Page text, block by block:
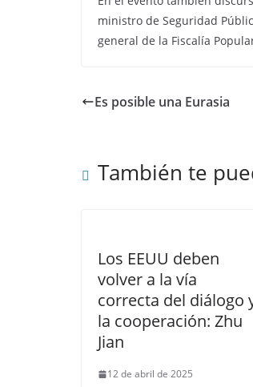
ministro de Seguridad
general de la Fiscalía
Es posible una Eurasia
También te
Los EEUU deben
volver a la vía
correcta del diálogo
la cooperación: Zhu
Jian
12 de abril de 2025